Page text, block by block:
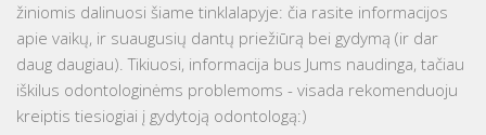
žiniomis dalinuosi šiame tinklalapyje: čia rasite informacijos
apie vaikų, ir suaugusių dantų priežiūrą bei gydymą (ir dar
daug daugiau). Tikiuosi, informacija bus Jums naudinga, tačiau
iškilus odontologinėms problemoms - visada rekomenduoju
kreiptis tiesiogiai į gydytoją odontologą:)